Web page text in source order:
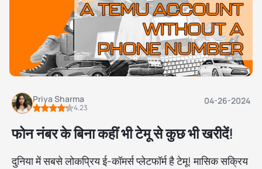
Priya Sharma
4.23
04-26-2024
फोन नंबर के बिना कहीं भी टेमू से कुछ भी खरीदें!
दुनिया में सबसे लोकप्रिय ई-कॉमर्स प्लेटफॉर्म है टेमू! मासिक सक्रिय